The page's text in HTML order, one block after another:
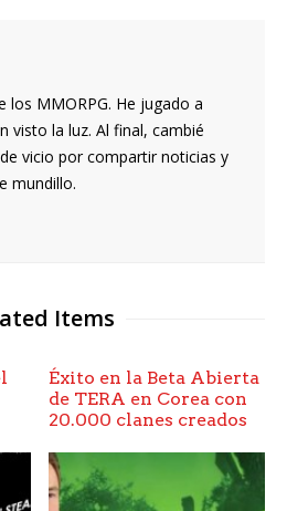
los MMORPG. He jugado a
visto la luz. Al final, cambié
vicio por compartir noticias y
mundillo.
Items
Éxito en la Beta Abierta
de TERA en Corea con
20.000 clanes creados